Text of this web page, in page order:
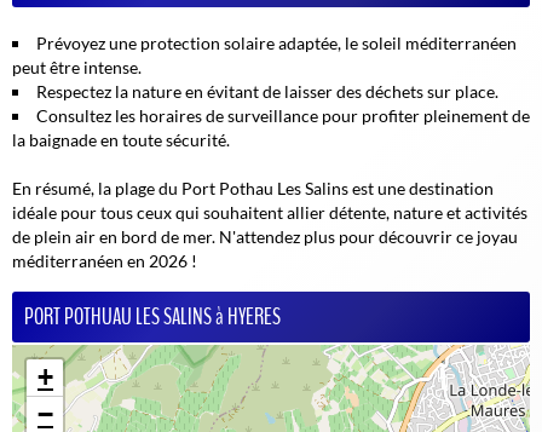
Prévoyez une protection solaire adaptée, le soleil méditerranéen
peut être intense.
Respectez la nature en évitant de laisser des déchets sur place.
Consultez les horaires de surveillance pour profiter pleinement de
la baignade en toute sécurité.
En résumé, la plage du Port Pothau Les Salins est une destination
idéale pour tous ceux qui souhaitent allier détente, nature et activités
de plein air en bord de mer. N'attendez plus pour découvrir ce joyau
méditerranéen en 2026 !
PORT POTHUAU LES SALINS à HYERES
+
−